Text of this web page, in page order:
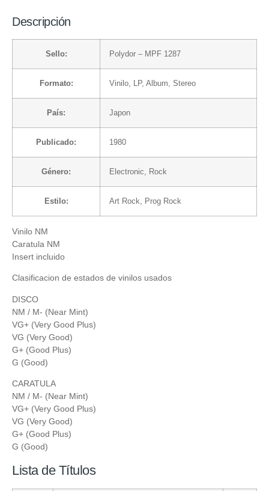
Descripción
Sello: Polydor – MPF 1287
Formato: Vinilo, LP, Album, Stereo
País: Japon
Publicado: 1980
Género: Electronic, Rock
Estilo: Art Rock, Prog Rock
Vinilo NM
Caratula NM
Insert incluido
Clasificacion de estados de vinilos usados
DISCO
NM / M- (Near Mint)
VG+ (Very Good Plus)
VG (Very Good)
G+ (Good Plus)
G (Good)
CARATULA
NM / M- (Near Mint)
VG+ (Very Good Plus)
VG (Very Good)
G+ (Good Plus)
G (Good)
Lista de Títulos